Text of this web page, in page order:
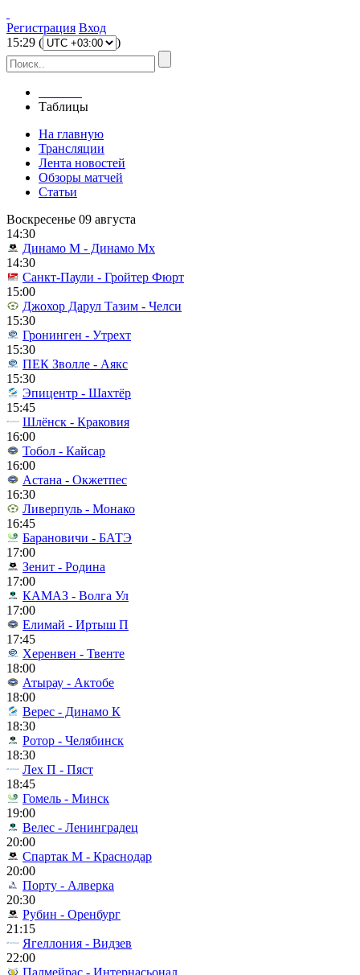
Регистрация Вход
15:29 ( )
Таблицы
На главную
Трансляции
Лента новостей
Обзоры матчей
Статьи
Воскресенье 09 августа
14:30
Динамо М - Динамо Мх
14:30
Санкт-Паули - Гройтер Фюрт
15:00
Джохор Дарул Тазим - Челси
15:30
Гронинген - Утрехт
15:30
ПЕК Зволле - Аякс
15:30
Эпицентр - Шахтёр
15:45
Шлёнск - Краковия
16:00
Тобол - Кайсар
16:00
Астана - Окжетпес
16:30
Ливерпуль - Монако
16:45
Барановичи - БАТЭ
17:00
Зенит - Родина
17:00
КАМАЗ - Волга Ул
17:00
Елимай - Иртыш П
17:45
Херенвен - Твенте
18:00
Атырау - Актобе
18:00
Верес - Динамо К
18:30
Ротор - Челябинск
18:30
Лех П - Пяст
18:45
Гомель - Минск
19:00
Велес - Ленинградец
20:00
Спартак М - Краснодар
20:00
Порту - Алверка
20:30
Рубин - Оренбург
21:15
Ягеллония - Видзев
22:00
Палмейрас - Интернасьонал